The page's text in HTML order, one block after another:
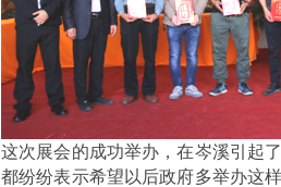
这次展会的成功举办，在岑溪引起
都纷纷表示希望以后政府多举办这